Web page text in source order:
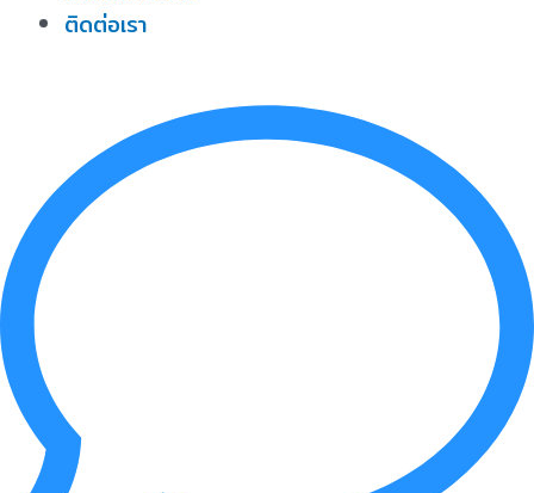
ติดต่อเรา